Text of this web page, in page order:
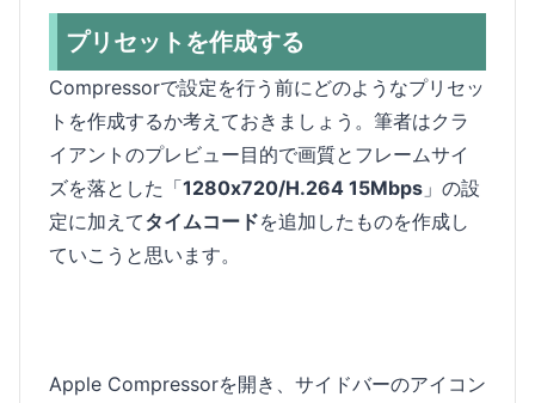
プリセットを作成する
Compressorで設定を行う前にどのようなプリセッ
トを作成するか考えておきましょう。筆者はクラ
イアントのプレビュー目的で画質とフレームサイ
ズを落とした「1280x720/H.264 15Mbps 」の設
定に加えてタイムコードを追加したものを作成し
ていこうと思います。
Apple Compressorを開き、サイドバーのアイコン